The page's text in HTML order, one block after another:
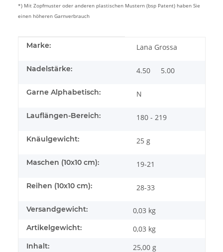
*) Mit Zopfmuster oder anderen plastischen Mustern (bsp Patent) haben Sie
einen höheren Garnverbrauch
Produkteigenschaft
Wert
Marke: Lana Grossa
Nadelstärke: 4.50 5.00
Garne Alphabetisch: N
Lauflängen-Bereich: 180 - 219
Knäulgewicht: 25 g
Maschen (10x10 cm): 19-21
Reihen (10x10 cm): 28-33
Versandgewicht: 0,03 kg
Artikelgewicht: 0,03 kg
Inhalt: 25,00 g